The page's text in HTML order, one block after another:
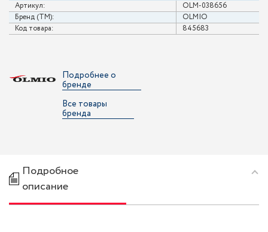
Артикул:
OLM-038656
Бренд (ТМ):
OLMIO
Код товара:
845683
Подробнее о
бренде
Все товары
бренда
Подробное
описание